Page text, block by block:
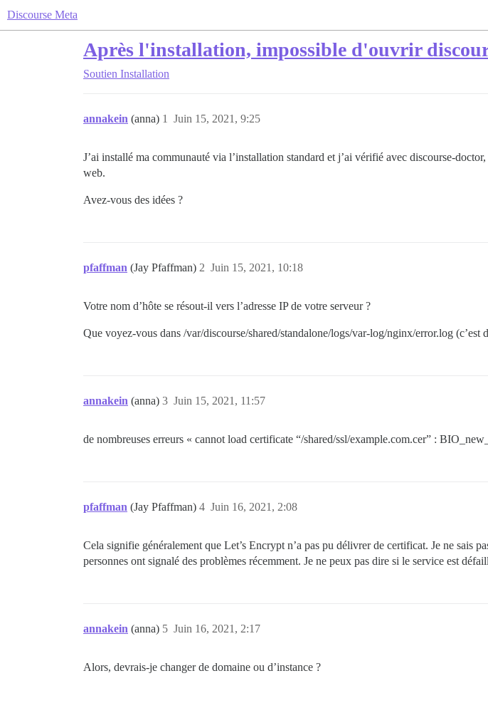
Discourse Meta
Après l'installation, impossible d'ouvrir
Soutien Installation
annakein (anna) Juin 15, 2021, 9:25
1
J’ai installé ma communauté via l’installation standard et j’ai vérifié avec discourse-
web.
Avez-vous des idées ?
pfaffman (Jay Pfaffman) Juin 15, 2021, 10:18
2
Votre nom d’hôte se résout-il vers l’adresse IP de votre serveur ?
Que voyez-vous dans /var/discourse/shared/standalone/logs/var-log/nginx/error.log
annakein (anna) Juin 15, 2021, 11:57
3
de nombreuses erreurs « cannot load certificate “/shared/ssl/example.com.cer” :
pfaffman (Jay Pfaffman) Juin 16, 2021, 2:08
4
Cela signifie généralement que Let’s Encrypt n’a pas pu délivrer de certificat. Je ne sais
personnes ont signalé des problèmes récemment. Je ne peux pas dire si le service est
annakein (anna) Juin 16, 2021, 2:17
5
Alors, devrais-je changer de domaine ou d’instance ?